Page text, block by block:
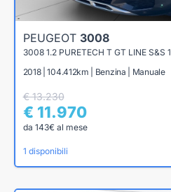
PEUGEOT 3008
3008 1.2 PURETECH T GT LINE S&S
2018 | 104.412km | Benzina | Manuale
€ 13.230
€ 11.970
da 143€ al mese
1 disponibili